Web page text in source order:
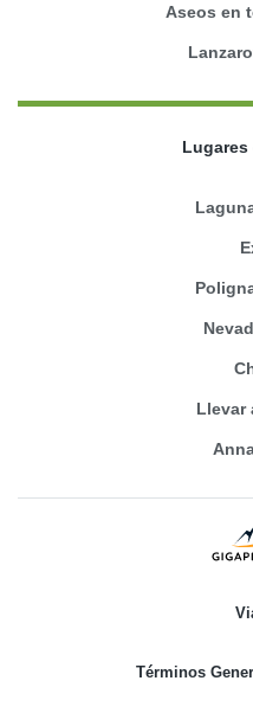
Aseos en
Llevar
Términos